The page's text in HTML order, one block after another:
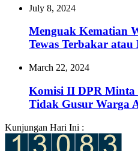
July 8, 2024
Menguak Kematian
Tewas Terbakar
March 22, 2024
Komisi II DPR Minta
Tidak Gusur Warga
Kunjungan Hari Ini :